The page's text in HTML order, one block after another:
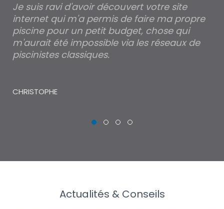
Je suis ravi d'avoir découvert votre site
internet qui m'a permis de faire ma propre
piscine pour un petit budget, chose qui
m'aurait été impossible via les réseaux de
piscinistes classiques.
CHRISTOPHE
Actualités & Conseils